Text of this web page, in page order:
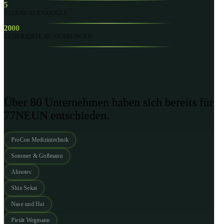
5
2000
Über 80 Unternehmen haben sich bereits für
77NEUN entschieden.
ProCon Medizintechnik
Sommer & Goßmann
Alinotec
Shin Sekai
Nase und Hai
Pietät Wegmann